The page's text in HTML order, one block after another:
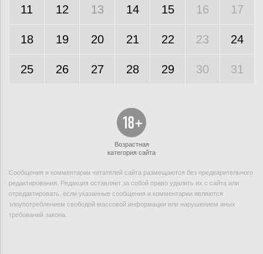
11 12 13 14 15 16 17
18 19 20 21 22 23 24
25 26 27 28 29 30 31
Возрастная
категория сайта
Сообщения и комментарии читателей сайта размещаются без предварительного
редактирования. Редакция оставляет за собой право удалить их с сайта или
отредактировать, если указанные сообщения и комментарии являются
злоупотреблением свободой массовой информации или нарушением иных
требований закона.